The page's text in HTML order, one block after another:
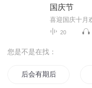
国庆节
20
您是不是在找：
后会有期后会有期